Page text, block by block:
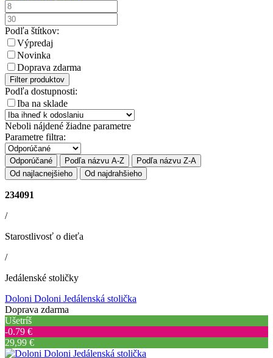
Podľa štítkov:
Výpredaj
Novinka
Doprava zdarma
Filter produktov
Podľa dostupnosti:
Iba na sklade
Neboli nájdené žiadne parametre
Parametre filtra:
Odporúčané Podľa názvu A-Z
Podľa názvu Z-A
Od najlacnejšieho
Od najdrahšieho
234091
/
Starostlivosť o dieťa
/
Jedálenské stoličky
Doloni Doloni Jedálenská stolička
Doprava zdarma
Ušetríš
‐0.79 €
29,99 €